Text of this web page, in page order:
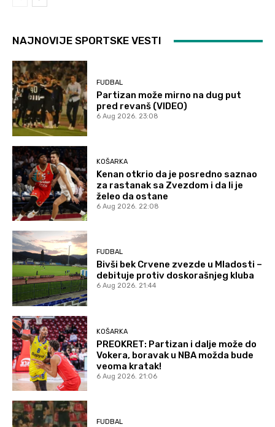
NAJNOVIJE SPORTSKE VESTI
FUDBAL
Partizan može mirno na dug put
pred revanš (VIDEO)
6 Aug 2026. 23:08
KOŠARKA
Kenan otkrio da je posredno saznao
za rastanak sa Zvezdom i da li je
želeo da ostane
6 Aug 2026. 22:08
FUDBAL
Bivši bek Crvene zvezde u Mladosti –
debituje protiv doskorašnjeg kluba
6 Aug 2026. 21:44
KOŠARKA
PREOKRET: Partizan i dalje može do
Vokera, boravak u NBA možda bude
veoma kratak!
6 Aug 2026. 21:06
FUDBAL